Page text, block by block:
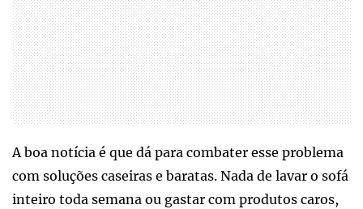
A boa notícia é que dá para combater esse problema
com soluções caseiras e baratas. Nada de lavar o sofá
inteiro toda semana ou gastar com produtos caros,